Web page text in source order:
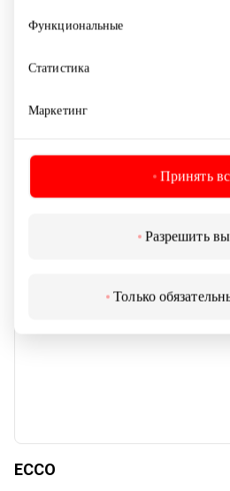
Функциональные
Статистика
Маркетинг
Принять
Разрешить
Только
DEICHMANN
Обувь и галантерея
ECCO